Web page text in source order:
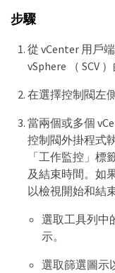
步驟
從 vCenter 用戶
vSphere （ SCV
在選擇控制閥左
當兩個或多個
控制閥外掛程式
「工作監控」標
及結束時間。如
以檢視開始和結
選取工具列中
示。
選取篩選圖示